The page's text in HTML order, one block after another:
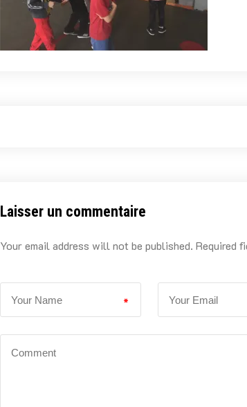
Laisser un commentaire
Your email address will not be published. Required
*